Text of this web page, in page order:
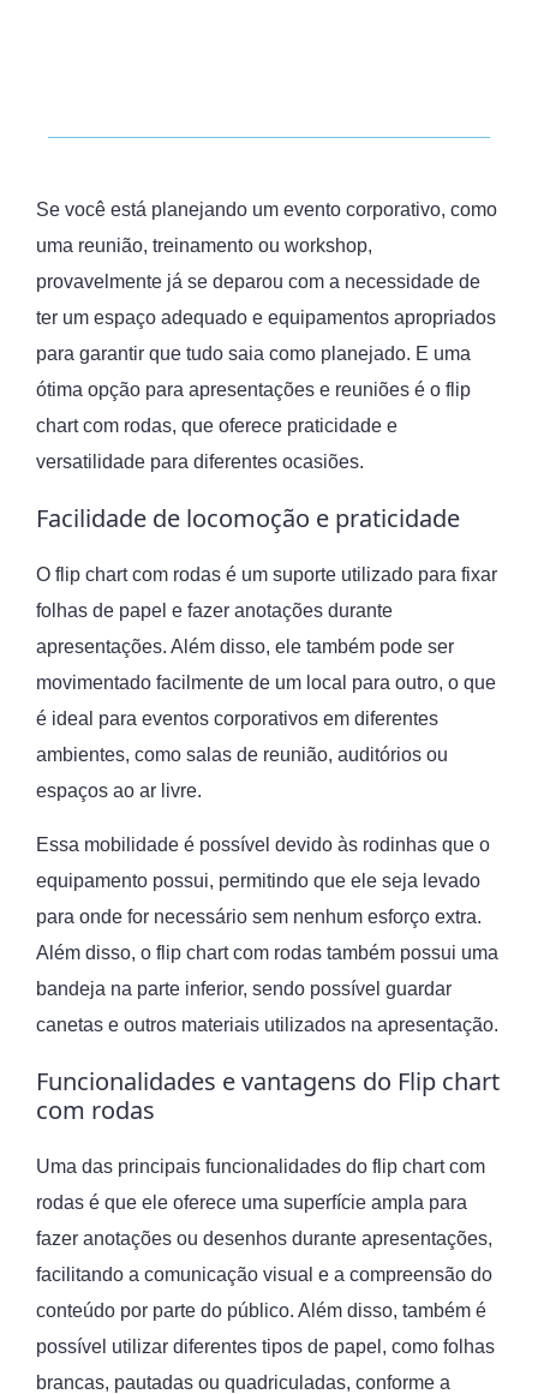
Se você está planejando um evento corporativo, como
uma reunião, treinamento ou workshop,
provavelmente já se deparou com a necessidade de
ter um espaço adequado e equipamentos apropriados
para garantir que tudo saia como planejado. E uma
ótima opção para apresentações e reuniões é o flip
chart com rodas, que oferece praticidade e
versatilidade para diferentes ocasiões.
Facilidade de locomoção e praticidade
O flip chart com rodas é um suporte utilizado para fixar
folhas de papel e fazer anotações durante
apresentações. Além disso, ele também pode ser
movimentado facilmente de um local para outro, o que
é ideal para eventos corporativos em diferentes
ambientes, como salas de reunião, auditórios ou
espaços ao ar livre.
Essa mobilidade é possível devido às rodinhas que o
equipamento possui, permitindo que ele seja levado
para onde for necessário sem nenhum esforço extra.
Além disso, o flip chart com rodas também possui uma
bandeja na parte inferior, sendo possível guardar
canetas e outros materiais utilizados na apresentação.
Funcionalidades e vantagens do Flip chart
com rodas
Uma das principais funcionalidades do flip chart com
rodas é que ele oferece uma superfície ampla para
fazer anotações ou desenhos durante apresentações,
facilitando a comunicação visual e a compreensão do
conteúdo por parte do público. Além disso, também é
possível utilizar diferentes tipos de papel, como folhas
brancas, pautadas ou quadriculadas, conforme a